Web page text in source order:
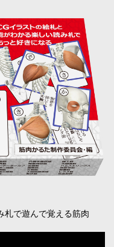
札で遊んで覚える筋肉